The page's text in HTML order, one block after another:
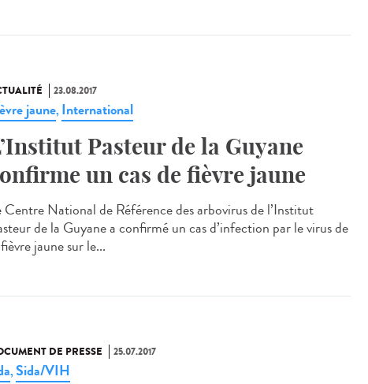
23.08.2017
jaune, International
Pasteur de la Guyane
un cas de fièvre jaune
Centre National de Référence des arbovirus de l’Institut
de la Guyane a confirmé un cas d’infection par le virus de
jaune sur le...
DE PRESSE 25.07.2017
,Sida/VIH